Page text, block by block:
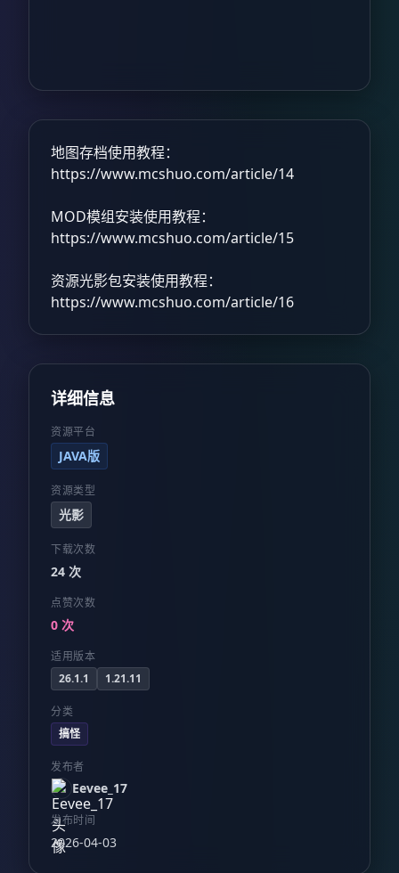
地图存档使用教程：
https://www.mcshuo.com/article/14
MOD模组安装使用教程：
https://www.mcshuo.com/article/15
资源光影包安装使用教程：
https://www.mcshuo.com/article/16
详细信息
资源平台
JAVA版
资源类型
光影
下载次数
24 次
点赞次数
0 次
适用版本
26.1.1
1.21.11
分类
搞怪
发布者
Eevee_17
发布时间
2026-04-03